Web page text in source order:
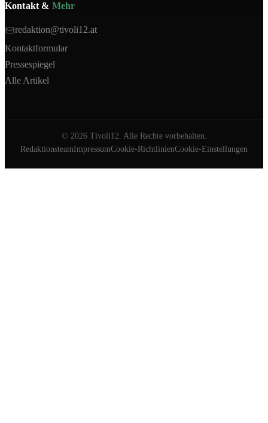
Kontakt & Mehr
redaktion@tivoli12.at
Kontaktformular
Pressespiegel
Alle Artikel
© 2026Tivoli12. Alle Rechte vorbehalten.
RedaktionsteamImpressumCookie-RichtlinienCookie-Einstellungen